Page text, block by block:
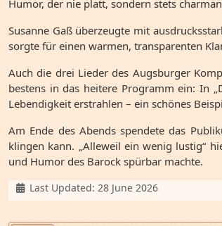
Humor, der nie platt, sondern stets
Susanne Gaß überzeugte mit
sorgte für einen warmen, transparenten
Auch die drei Lieder des Augsburger
bestens in das heitere Programm ein: In
Lebendigkeit erstrahlen – ein schönes
Am Ende des Abends spendete das
klingen kann. „Alleweil ein wenig lustig“
und Humor des Barock spürbar machte.
DetailsLast Updated: 28 June 2026